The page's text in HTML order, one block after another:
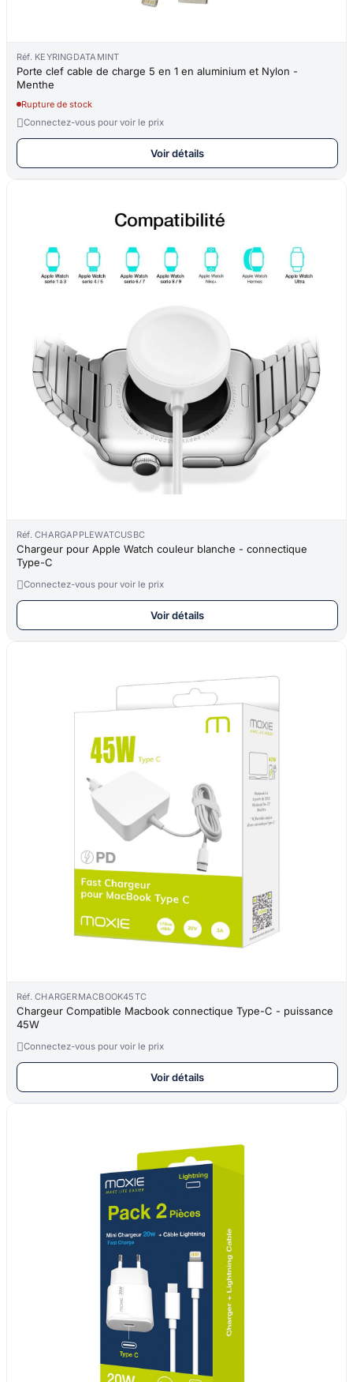
Réf. KEYRINGDATAMINT
Porte clef cable de charge 5 en 1 en aluminium et Nylon -
Menthe
Rupture de stock
Connectez-vous pour voir le prix
Voir détails
Réf. CHARGAPPLEWATCUSBC
Chargeur pour Apple Watch couleur blanche - connectique
Type-C
Connectez-vous pour voir le prix
Voir détails
Réf. CHARGERMACBOOK45TC
Chargeur Compatible Macbook connectique Type-C - puissance
45W
Connectez-vous pour voir le prix
Voir détails